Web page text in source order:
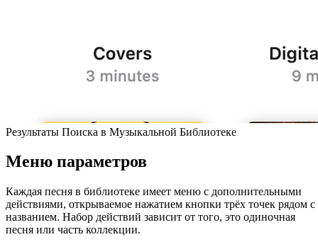
Результаты Поиска в Музыкальной Библиотеке
Меню параметров
Каждая песня в библиотеке имеет меню с дополнительными
действиями, открываемое нажатием кнопки трёх точек рядом с
названием. Набор действий зависит от того, это одиночная
песня или часть коллекции.